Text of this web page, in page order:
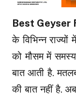
Best Geyser
के विभिन्न राज्यों
को मौसम में
बात आती है.
की बात नहीं है.